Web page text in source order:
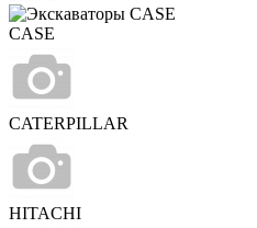
CASE
CATERPILLAR
HITACHI